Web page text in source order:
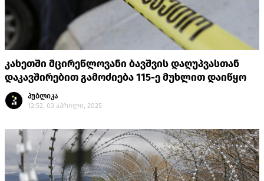
კახეთში მცირეწლოვანი ბავშვის დაღუპვასთან
დაკავშირებით გამოძიება 115-ე მუხლით დაიწყო
პუბლიკა
12:52, 03 აპრილი, 2025